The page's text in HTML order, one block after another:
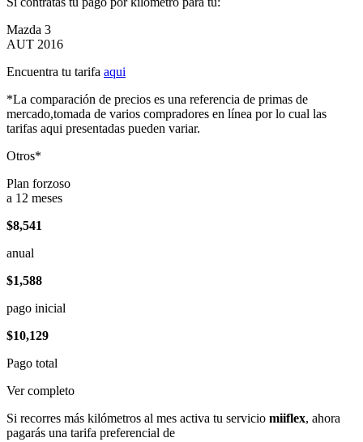
Mazda 3
AUT 2016
Encuentra tu tarifa aqui
*La comparación de precios es una referencia de primas de
mercado,tomada de varios compradores en línea por lo cual las
tarifas aqui presentadas pueden variar.
Otros*
Plan forzoso
a 12 meses
$8,541
anual
$1,588
pago inicial
$10,129
Pago total
Ver completo
Si recorres más kilómetros al mes activa tu servicio miiflex, ahora
pagarás una tarifa preferencial de